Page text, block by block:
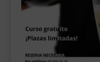
VEURE EN CATALÀ